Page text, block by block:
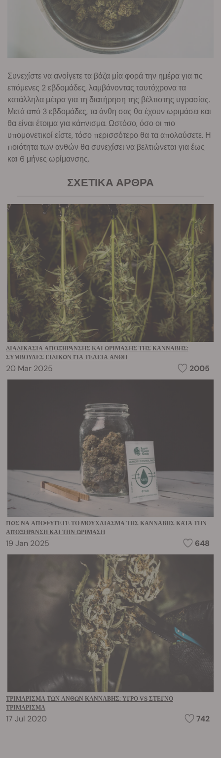
Συνεχίστε να ανοίγετε τα βάζα μία φορά την ημέρα για τις
επόμενες 2 εβδομάδες, λαμβάνοντας ταυτόχρονα τα
κατάλληλα μέτρα για τη διατήρηση της βέλτιστης υγρασίας.
Μετά από 3 εβδομάδες, τα άνθη σας θα έχουν ωριμάσει και
θα είναι έτοιμα για κάπνισμα. Ωστόσο, όσο οι πιο
υπομονετικοί είστε, τόσο περισσότερο θα τα απολαύσετε. Η
ποιότητα των ανθών θα συνεχίσει να βελτιώνεται για έως
και 6 μήνες ωρίμανσης.
ΣΧΕΤΙΚΆ ΆΡΘΡΑ
ΔΙΑΔΙΚΑΣΊΑ ΑΠΟΞΉΡΑΝΣΗΣ ΚΑΙ ΩΡΊΜΑΣΗΣ ΤΗΣ ΚΆΝΝΑΒΗΣ:
ΣΥΜΒΟΥΛΈΣ ΕΙΔΙΚΏΝ ΓΙΑ ΤΈΛΕΙΑ ΆΝΘΗ
20 Mar 2025 2005
ΠΏΣ ΝΑ ΑΠΟΦΎΓΕΤΕ ΤΟ ΜΟΎΧΛΙΑΣΜΑ ΤΗΣ ΚΆΝΝΑΒΗΣ ΚΑΤΆ ΤΗΝ
ΑΠΟΞΉΡΑΝΣΗ ΚΑΙ ΤΗΝ ΩΡΊΜΑΣΗ
19 Jan 2025 648
ΤΡΙΜΆΡΙΣΜΑ ΤΩΝ ΑΝΘΏΝ ΚΆΝΝΑΒΗΣ: ΥΓΡΌ VS ΣΤΕΓΝΌ
ΤΡΙΜΆΡΙΣΜΑ
17 Jul 2020 742